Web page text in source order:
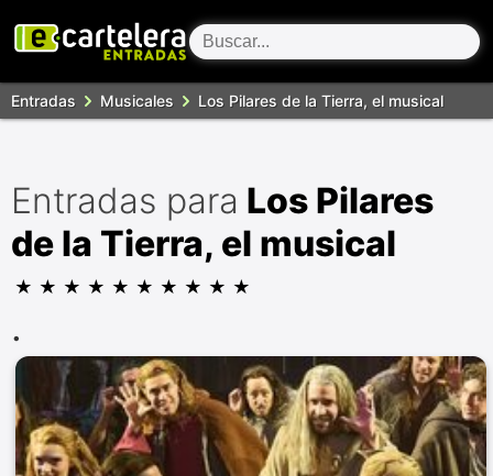
Entradas Musicales Los Pilares de la Tierra, el musical
Entradas para Los Pilares
de la Tierra, el musical
★ ★ ★ ★ ★ ★ ★ ★ ★ ★
.